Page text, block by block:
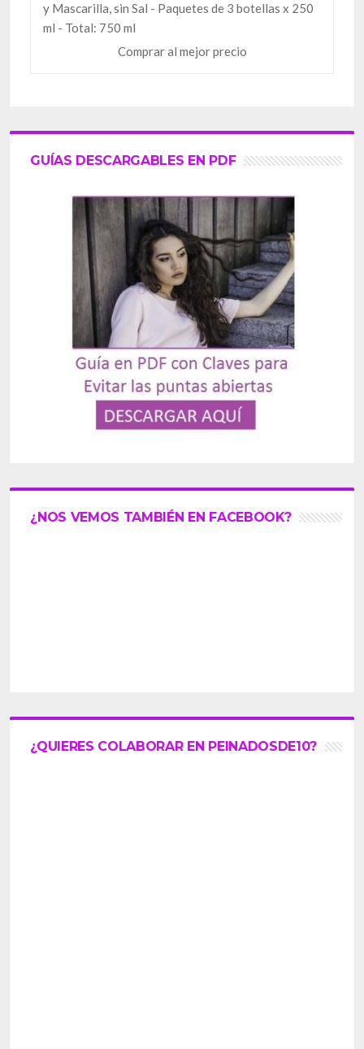
y Mascarilla, sin Sal - Paquetes de 3 botellas x 250
ml - Total: 750 ml
Comprar al mejor precio
GUÍAS DESCARGABLES EN PDF
¿NOS VEMOS TAMBIÉN EN FACEBOOK?
¿QUIERES COLABORAR EN PEINADOSDE10?